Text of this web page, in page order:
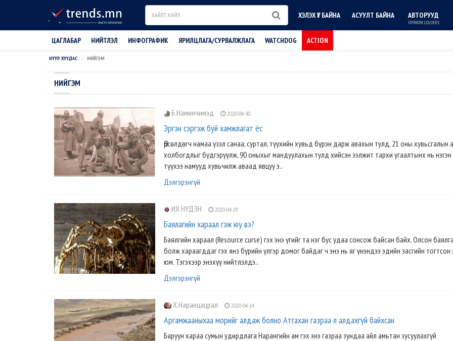
Search ХЭЛЭХ ҮГ БАЙНА АСУУЛТ БАЙНА АВТОРУУД
OPINION LEADERS
ЦАГЛАБАР НИЙТЛЭЛ ИНФОГРАФИК ЯРИЛЦЛАГА/СУРВАЛЖЛАГА WATCHDOG ACTION
НҮҮР ХУУДАС НИЙГЭМ
НИЙГЭМ
Б.Наминчимэд 2020-04-30
Эргэн сэргэж буй хамжлагат ёс
Өрсөлдөгч намаа үзэл санаа, суртал, түүхийн хувьд бүрэн дарж авахын тулд, 21 оны хувьсгалын
холбогдлыг бүдгэрүүлж, 90 оныхыг мандуулахын тулд хийсэн ээлжит тархи угаалтынх нь нэгэн
түүхээ намууд хувьчилж аваад явцуу э..
Дэлгэрэнгүй
ИХ НҮДЭН 2020-04-29
Баялагийн хараал гэж юу вэ?
Баялгийн хараал (Resource curse) гэx энэ үгийг та нэг бус удаа сонсож байсан байх. Олсон
болж хараагддаг гэх янз бүрийн үлгэр домог байдаг ч энэ нь яг үнэндээ эдийн засгийн тогтсон
юм. Тэгэхээр энэхүү нийтлэлдэ..
Дэлгэрэнгүй
Х.Наранцацрал 2020-04-24
Аргамжааныхаа морийг алдаж болно Атгахан газраа л алдахгүй байхсан
Баруун хараа сумын удирдлага Нарангийн ам гэх энэ газраа зундаа айл амьтан зусуулахгүй